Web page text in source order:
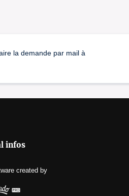
la demande par mail à
infos
created by